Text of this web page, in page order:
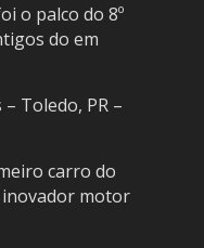
o palco do 8º
do em
Toledo, PR –
carro do
motor